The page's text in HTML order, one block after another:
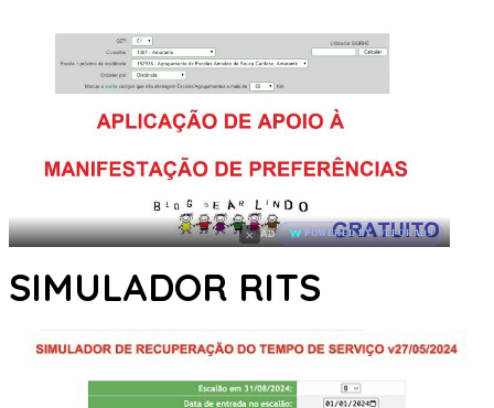
× AD POWERED BY WEFORADS
SIMULADOR RITS